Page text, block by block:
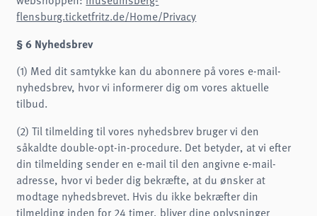
flensburg.ticketfritz.de/Home/Privacy
§ 6 Nyhedsbrev
(1) Med dit samtykke kan du abonnere på vores e-mail-
nyhedsbrev, hvor vi informerer dig om vores aktuelle
tilbud.
(2) Til tilmelding til vores nyhedsbrev bruger vi den
såkaldte double-opt-in-procedure. Det betyder, at vi efter
din tilmelding sender en e-mail til den angivne e-mail-
adresse, hvor vi beder dig bekræfte, at du ønsker at
modtage nyhedsbrevet. Hvis du ikke bekræfter din
tilmelding inden for 24 timer, bliver dine oplysninger